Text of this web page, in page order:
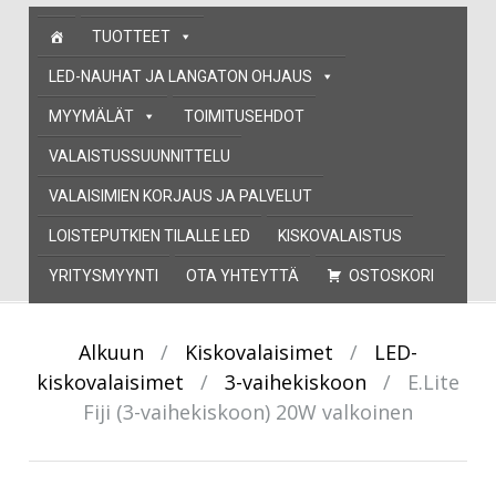
Skip
content
TUOTTEET
LED-NAUHAT JA LANGATON OHJAUS
MYYMÄLÄT TOIMITUSEHDOT
VALAISTUSSUUNNITTELU
VALAISIMIEN KORJAUS JA PALVELUT
LOISTEPUTKIEN TILALLE LED KISKOVALAISTUS
YRITYSMYYNTI OTA YHTEYTTÄ OSTOSKORI
Alkuun / Kiskovalaisimet /
LED-
kiskovalaisimet
/ 3-vaihekiskoon /
E.Lite
Fiji (3-vaihekiskoon) 20W valkoinen